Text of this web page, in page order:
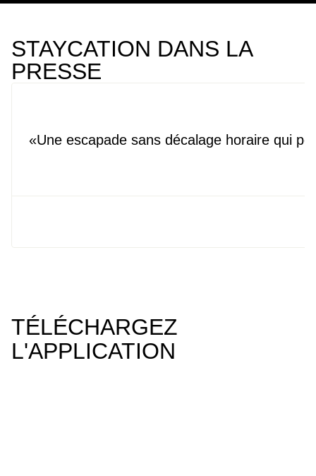
STAYCATION DANS LA
PRESSE
Une escapade sans décalage horaire qui
TÉLÉCHARGEZ
L'APPLICATION